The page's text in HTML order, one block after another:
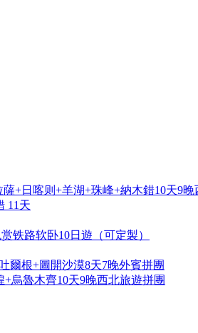
+日喀则+羊湖+珠峰+納木錯10天9晚
11天
铁路软卧10日遊（可定製）
爾根+圖開沙漠8天7晚外賓拼團
烏魯木齊10天9晚西北旅遊拼團